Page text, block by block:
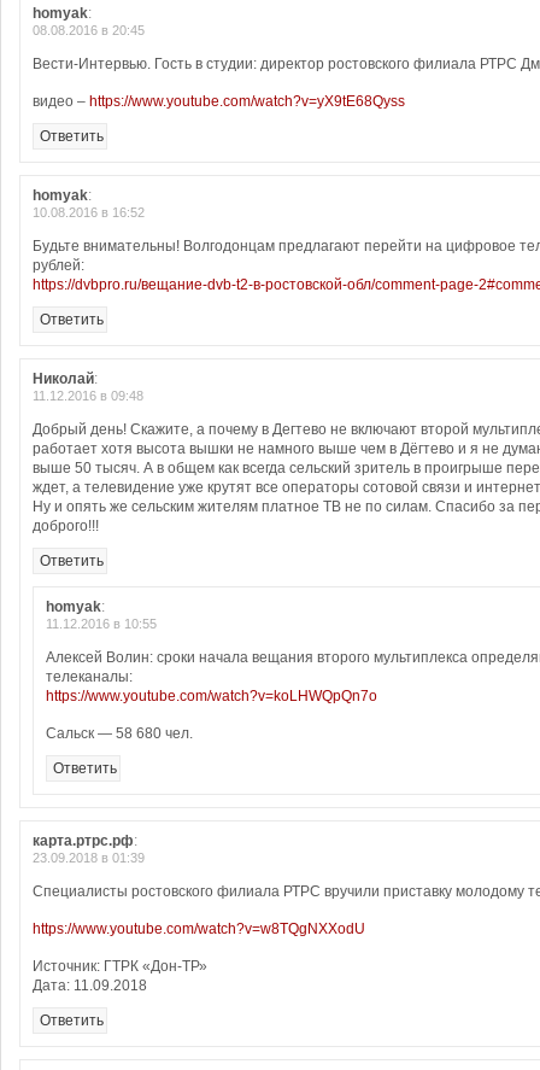
homyak:
08.08.2016 в 20:45
Вести-Интервью. Гость в студии: директор ростовского филиала РТРС
видео – https://www.youtube.com/watch?v=yX9tE68Qyss
Ответить
homyak:
10.08.2016 в 16:52
Будьте внимательны! Волгодонцам предлагают перейти на цифровое
рублей:
https://dvbpro.ru/вещание-dvb-t2-в-ростовской-обл/comment-page-
Ответить
Николай:
11.12.2016 в 09:48
Добрый день! Скажите, а почему в Дегтево не включают второй
работает хотя высота вышки не намного выше чем в Дёгтево и я не
выше 50 тысяч. А в общем как всегда сельский зритель в проигрыше
ждет, а телевидение уже крутят все операторы сотовой связи и
Ну и опять же сельским жителям платное ТВ не по силам. Спасибо за
доброго!!!
Ответить
homyak:
11.12.2016 в 10:55
Алексей Волин: сроки начала вещания второго мультиплекса
телеканалы:
https://www.youtube.com/watch?v=koLHWQpQn7o
Сальск — 58 680 чел.
Ответить
карта.ртрс.рф:
23.09.2018 в 01:39
Специалисты ростовского филиала РТРС вручили приставку молодому
https://www.youtube.com/watch?v=w8TQgNXXodU
Источник: ГТРК «Дон-ТР»
Дата: 11.09.2018
Ответить